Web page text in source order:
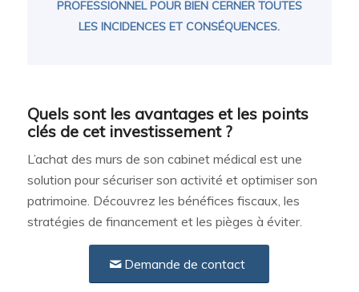
PROFESSIONNEL POUR BIEN CERNER TOUTES
LES INCIDENCES ET CONSÉQUENCES.
Quels sont les avantages et les points
clés de cet investissement ?
L’achat des murs de son cabinet médical est une
solution pour sécuriser son activité et optimiser son
patrimoine. Découvrez les bénéfices fiscaux, les
stratégies de financement et les pièges à éviter.
Demande de contact